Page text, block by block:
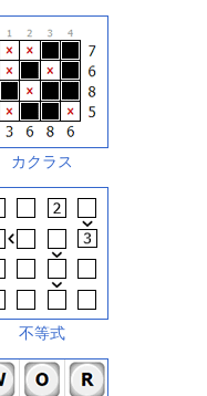
カクラス
不等式